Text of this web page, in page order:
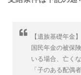
【遺族基礎年金】
国民年金の被保
いる場合、亡く
「子のある配偶